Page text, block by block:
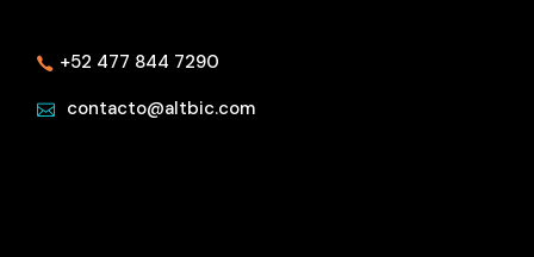
+52 477 844 7290
contacto@altbic.com